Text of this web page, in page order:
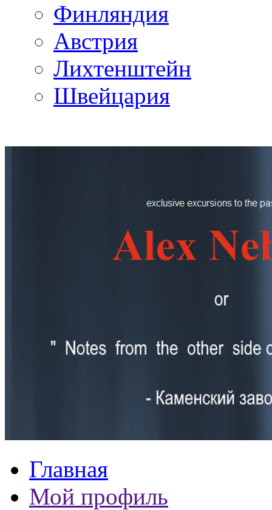
Финляндия
Австрия
Лихтенштейн
Швейцария
Главная
Мой профиль